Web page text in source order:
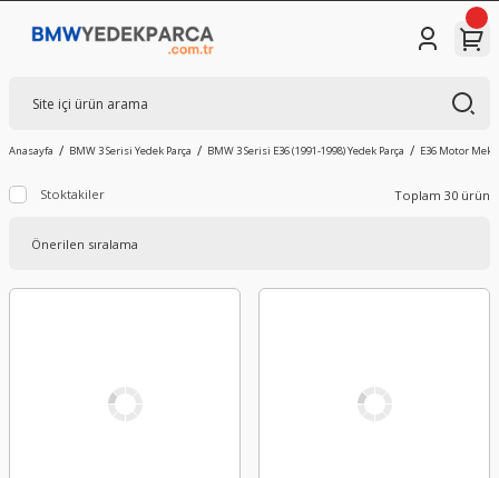
Anasayfa BMW 3 Serisi Yedek Parça BMW 3 Serisi E36 (1991-1998) Yedek Parça E36 Motor
Stoktakiler Toplam 30 ürün